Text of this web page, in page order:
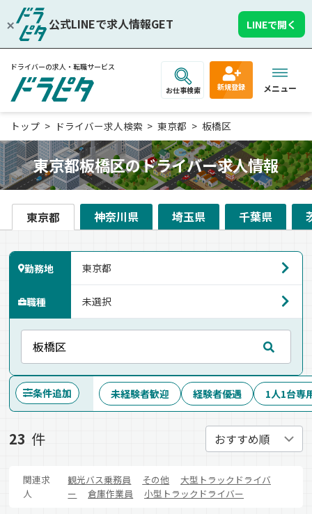
公式LINEで求人情報GET LINEで開く
ドライバーの求人・転職サービス
お仕事検索 新規登録 メニュー
トップ ドライバー求人検索 東京都 板橋区
東京都板橋区のドライバー求人情報
東京都 神奈川県 埼玉県 千葉県
勤務地
職種
条件追加 未経験者歓迎 経験者優遇 1人1台専
23 件
関連求
人
観光バス乗務員 その他
大型トラックドライバ
ー
倉庫作業員 小型トラックドライバー